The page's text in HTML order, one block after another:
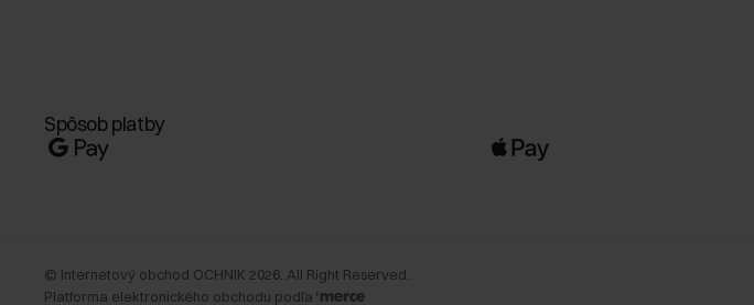
Spôsob platby
© Internetový obchod OCHNIK 2026. All Right Reserved.
Platforma elektronického obchodu podľa